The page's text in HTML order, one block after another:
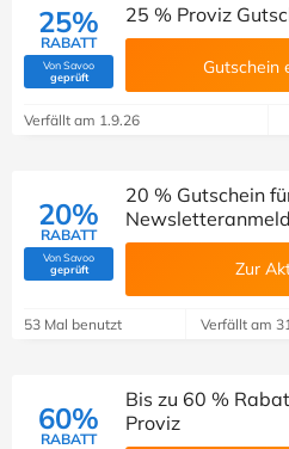
25%
RABATT
Von Savoo
geprüft(Von Savoo geprüft)
25 % Proviz
Gutschein
Verfällt am 1.9.26
20%
RABATT
Von Savoo
geprüft(Von Savoo geprüft)
20 % Gutschein
Zur
53 Mal benutzt Verfällt am
60%
RABATT
Bis zu 60 %
Proviz